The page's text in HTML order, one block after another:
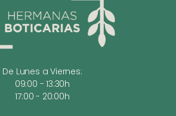
De Lunes a Viernes:
09:00 - 13:30h
17:00 - 20:00h